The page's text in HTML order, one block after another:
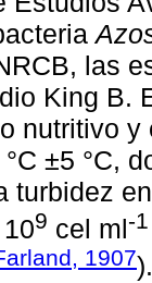
las
King B.
nutritivo
±5 °C,
turbidez
9 cel ml-1
1907).